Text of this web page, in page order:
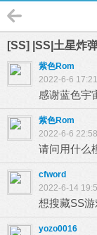
[SS] |SS|土星炸
紫色Rom
2022-6-6
感谢蓝色宇
紫色Rom
2022-6-6
请问用什么
cfword
2022-6-14
想搜藏SS
yozo0016